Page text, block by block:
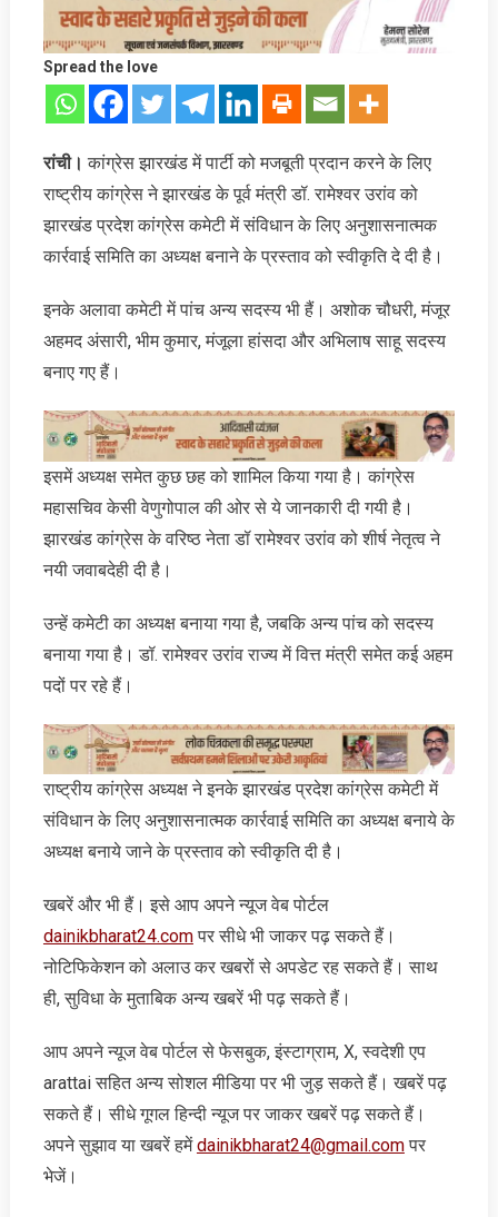
Spread the love
रांची। कांग्रेस झारखंड में पार्टी को मजबूती प्रदान करने के लिए
राष्ट्रीय कांग्रेस ने झारख‍ंड के पूर्व मंत्री डॉ. रामेश्वर उरांव को
झारखंड प्रदेश कांग्रेस कमेटी में संविधान के लिए अनुशासनात्मक
कार्रवाई समिति का अध्यक्ष बनाने के प्रस्ताव को स्वीकृति दे दी है।
इनके अलावा कमेटी में पांच अन्य सदस्य भी हैं। अशोक चौधरी, मंजूर
अहमद अंसारी, भीम कुमार, मंजूला हांसदा और अभिलाष साहू सदस्य
बनाए गए हैं।
इसमें अध्यक्ष समेत कुछ छह को शामिल किया गया है। कांग्रेस
महासचिव केसी वेणुगोपाल की ओर से ये जानकारी दी गयी है।
झारखंड कांग्रेस के वरिष्ठ नेता डॉ रामेश्वर उरांव को शीर्ष नेतृत्व ने
नयी जवाबदेही दी है।
उन्हें कमेटी का अध्यक्ष बनाया गया है, जबकि अन्य पांच को सदस्य
बनाया गया है। डॉ. रामेश्वर उरांव राज्य में वित्त मंत्री समेत कई अहम
पदों पर रहे हैं।
राष्ट्रीय कांग्रेस अध्यक्ष ने इनके झारखंड प्रदेश कांग्रेस कमेटी में
संविधान के लिए अनुशासनात्मक कार्रवाई समिति का अध्यक्ष बनाये के
अध्यक्ष बनाये जाने के प्रस्ताव को स्वीकृति दी है।
खबरें और भी हैं। इसे आप अपने न्‍यूज वेब पोर्टल
dainikbharat24.comपर सीधे भी जाकर पढ़ सकते हैं।
नोटिफिकेशन को अलाउ कर खबरों से अपडेट रह सकते हैं। साथ
ही, सुविधा के मुताबिक अन्‍य खबरें भी पढ़ सकते हैं।
आप अपने न्‍यूज वेब पोर्टल से फेसबुक, इंस्‍टाग्राम, X, स्‍वदेशी एप
arattai सहित अन्‍य सोशल मीडिया पर भी जुड़ सकते हैं। खबरें पढ़
सकते हैं। सीधे गूगल हिन्‍दी न्‍यूज पर जाकर खबरें पढ़ सकते हैं।
अपने सुझाव या खबरें हमेंdainikbharat24@gmail.comपर
भेजें।